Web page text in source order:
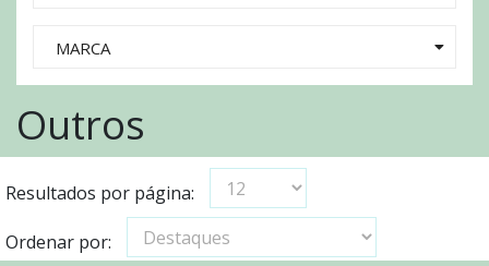
MARCA
Outros
Resultados por página:
Ordenar por: